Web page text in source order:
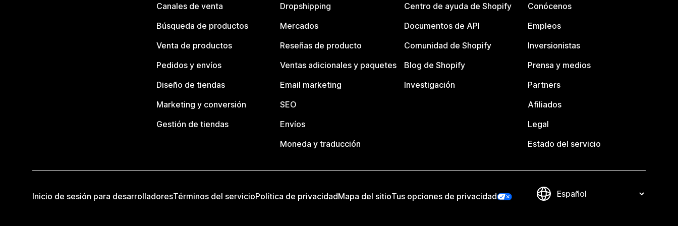
Canales de venta
Búsqueda de productos
Venta de productos
Pedidos y envíos
Diseño de tiendas
Marketing y conversión
Gestión de tiendas
Dropshipping
Mercados
Reseñas de producto
Ventas adicionales y paquetes
Email marketing
SEO
Envíos
Moneda y traducción
Centro de ayuda de Shopify
Documentos de API
Comunidad de Shopify
Blog de Shopify
Investigación
Conócenos
Empleos
Inversionistas
Prensa y medios
Partners
Afiliados
Legal
Estado del servicio
Inicio de sesión para desarrolladoresTérminos del servicioPolítica de privacidadMapa del sitioTus opciones de privacidad